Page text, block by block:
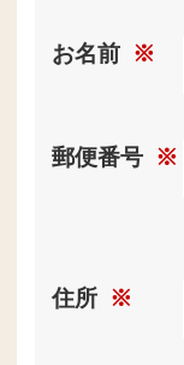
お名前 ※
郵便番号 ※
住所 ※